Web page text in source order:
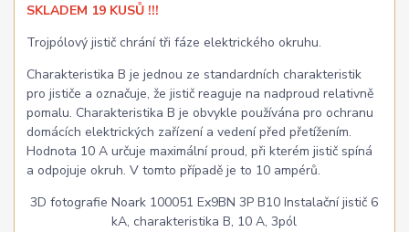
SKLADEM 19 KUSŮ !!!
Trojpólový jistič chrání tři fáze elektrického okruhu.
Charakteristika B je jednou ze standardních charakteristik
pro jističe a označuje, že jistič reaguje na nadproud relativně
pomalu. Charakteristika B je obvykle používána pro ochranu
domácích elektrických zařízení a vedení před přetížením.
Hodnota 10 A určuje maximální proud, při kterém jistič spíná
a odpojuje okruh. V tomto případě je to 10 ampérů.
3D fotografie Noark 100051 Ex9BN 3P B10 Instalační jistič 6
kA, charakteristika B, 10 A, 3pól